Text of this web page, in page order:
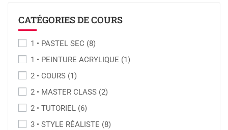
CATÉGORIES DE COURS
1 • PASTEL SEC (8)
1 • PEINTURE ACRYLIQUE (1)
2 • COURS (1)
2 • MASTER CLASS (2)
2 • TUTORIEL (6)
3 • STYLE RÉALISTE (8)